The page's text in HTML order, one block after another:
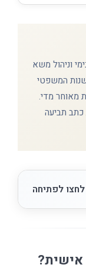
וניהול משא
המשפטי
מאוחר מדי.
כתב תביעה
לחצו לפתיחה
אישית?